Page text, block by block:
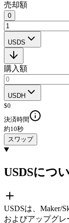
売却額
0
USDS
購入額
USDH
$0
決済時間
約10秒
スワップ
USDSにつ
USDSは、Maker/
およびアップグ